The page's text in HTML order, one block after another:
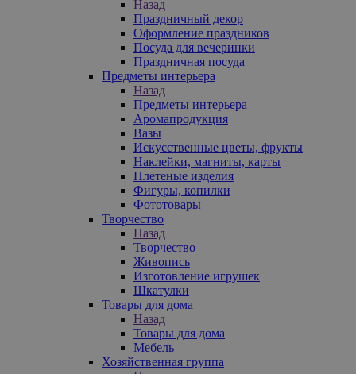
Назад
Праздничный декор
Оформление праздников
Посуда для вечеринки
Праздничная посуда
Предметы интерьера
Назад
Предметы интерьера
Аромапродукция
Вазы
Искусственные цветы, фрукты
Наклейки, магниты, карты
Плетеные изделия
Фигуры, копилки
Фототовары
Творчество
Назад
Творчество
Живопись
Изготовление игрушек
Шкатулки
Товары для дома
Назад
Товары для дома
Мебель
Хозяйственная группа